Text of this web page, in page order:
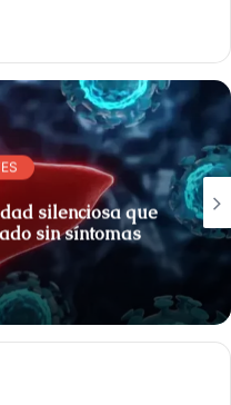
silenciosa que
sin síntomas